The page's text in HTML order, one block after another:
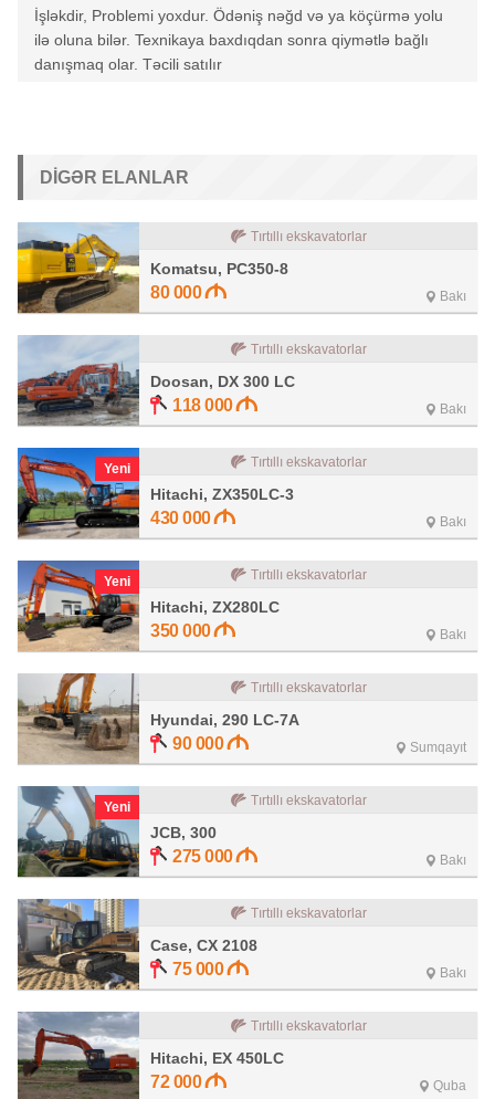
İşləkdir, Problemi yoxdur. Ödəniş nəğd və ya köçürmə yolu
ilə oluna bilər. Texnikaya baxdıqdan sonra qiymətlə bağlı
danışmaq olar. Təcili satılır
DIGƏR ELANLAR
Tırtıllı ekskavatorlar
Komatsu, PC350-8
80 000 Bakı
Tırtıllı ekskavatorlar
Doosan, DX 300 LC
118 000 Bakı
Yeni Tırtıllı ekskavatorlar
Hitachi, ZX350LC-3
430 000 Bakı
Yeni Tırtıllı ekskavatorlar
Hitachi, ZX280LC
350 000 Bakı
Tırtıllı ekskavatorlar
Hyundai, 290 LC-7A
90 000 Sumqayıt
Yeni Tırtıllı ekskavatorlar
JCB, 300
275 000 Bakı
Tırtıllı ekskavatorlar
Case, CX 2108
75 000 Bakı
Tırtıllı ekskavatorlar
Hitachi, EX 450LC
72 000 Quba